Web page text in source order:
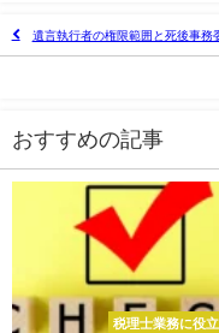
遺言執行者の権限範囲と死後事務
おすすめの記事
税理士業務に役